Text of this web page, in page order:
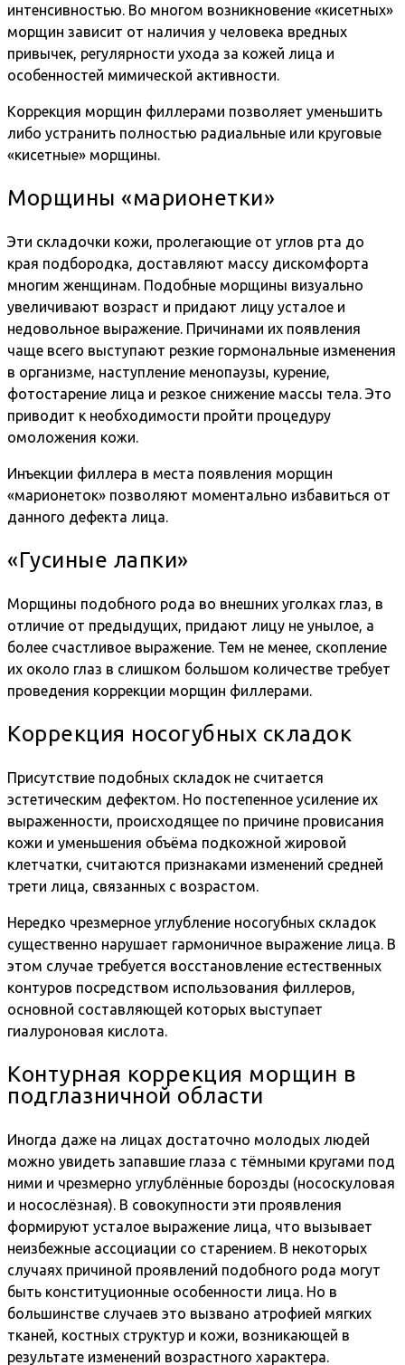
интенсивностью. Во многом возникновение «кисетных»
морщин зависит от наличия у человека вредных
привычек, регулярности ухода за кожей лица и
особенностей мимической активности.
Коррекция морщин филлерами позволяет уменьшить
либо устранить полностью радиальные или круговые
«кисетные» морщины.
Морщины «марионетки»
Эти складочки кожи, пролегающие от углов рта до
края подбородка, доставляют массу дискомфорта
многим женщинам. Подобные морщины визуально
увеличивают возраст и придают лицу усталое и
недовольное выражение. Причинами их появления
чаще всего выступают резкие гормональные изменения
в организме, наступление менопаузы, курение,
фотостарение лица и резкое снижение массы тела. Это
приводит к необходимости пройти процедуру
омоложения кожи.
Инъекции филлера в места появления морщин
«марионеток» позволяют моментально избавиться от
данного дефекта лица.
«Гусиные лапки»
Морщины подобного рода во внешних уголках глаз, в
отличие от предыдущих, придают лицу не унылое, а
более счастливое выражение. Тем не менее, скопление
их около глаз в слишком большом количестве требует
проведения коррекции морщин филлерами.
Коррекция носогубных складок
Присутствие подобных складок не считается
эстетическим дефектом. Но постепенное усиление их
выраженности, происходящее по причине провисания
кожи и уменьшения объёма подкожной жировой
клетчатки, считаются признаками изменений средней
трети лица, связанных с возрастом.
Нередко чрезмерное углубление носогубных складок
существенно нарушает гармоничное выражение лица. В
этом случае требуется восстановление естественных
контуров посредством использования филлеров,
основной составляющей которых выступает
гиалуроновая кислота.
Контурная коррекция морщин в
подглазничной области
Иногда даже на лицах достаточно молодых людей
можно увидеть запавшие глаза с тёмными кругами под
ними и чрезмерно углублённые борозды (нососкуловая
и носослёзная). В совокупности эти проявления
формируют усталое выражение лица, что вызывает
неизбежные ассоциации со старением. В некоторых
случаях причиной проявлений подобного рода могут
быть конституционные особенности лица. Но в
большинстве случаев это вызвано атрофией мягких
тканей, костных структур и кожи, возникающей в
результате изменений возрастного характера.